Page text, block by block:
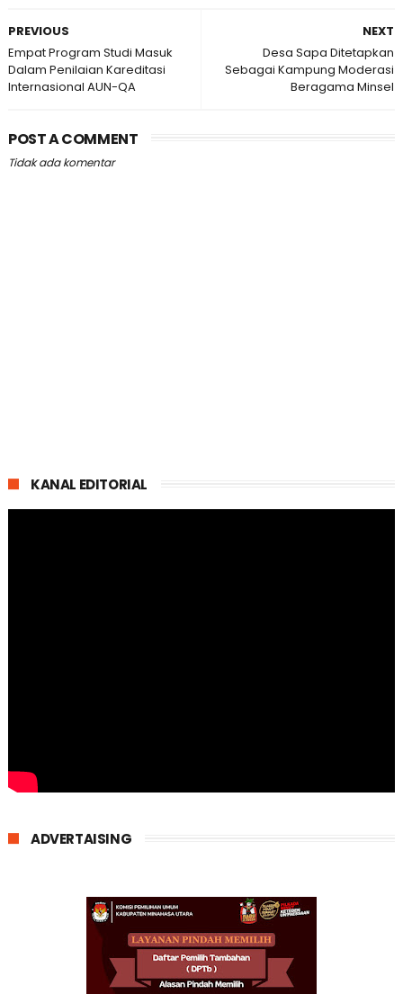
NEXT
Desa Sapa Ditetapkan
Sebagai Kampung Moderasi
Beragama Minsel
PREVIOUS
Empat Program Studi Masuk
Dalam Penilaian Kareditasi
Internasional AUN-QA
POST A COMMENT
Tidak ada komentar
KANAL EDITORIAL
ADVERTAISING